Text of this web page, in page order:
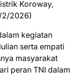
Koroway,
2/2026)
kegiatan
serta empati
masyarakat
peran TNI dalam